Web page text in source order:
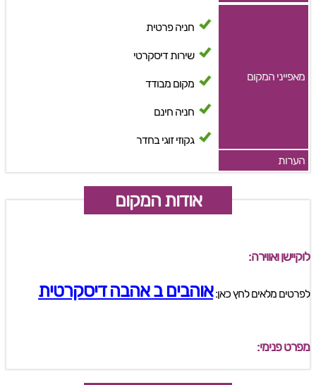
מאפייני המקום
חניה פרטית
שירות דיסקרטי
מקום מבודד
חניה חינם
גקוזי זוגי בחדר
הערות
אודות המקום
לוקיישן ואווירה:
לפרטים מלאים לחץ כאן:אוהבים ב אהבה דיסקרטית
מפרט פנימי: